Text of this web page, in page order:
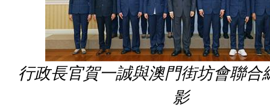
行政長官賀一誠與澳門街坊會聯合
影